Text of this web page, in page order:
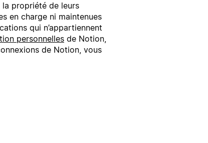
propriété de leurs
en charge ni maintenues
qui n’appartiennent
personnelles de Notion,
de Notion, vous